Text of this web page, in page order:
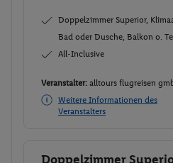
Doppelzimmer Superior,
Bad oder Dusche, Balkon o.
All-Inclusive
Veranstalter: alltours flugreisen
Weitere Informationen des
Veranstalters
Buchen
Doppelzimmer